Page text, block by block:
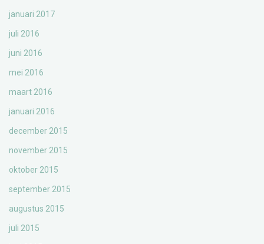
januari 2017
juli 2016
juni 2016
mei 2016
maart 2016
januari 2016
december 2015
november 2015
oktober 2015
september 2015
augustus 2015
juli 2015